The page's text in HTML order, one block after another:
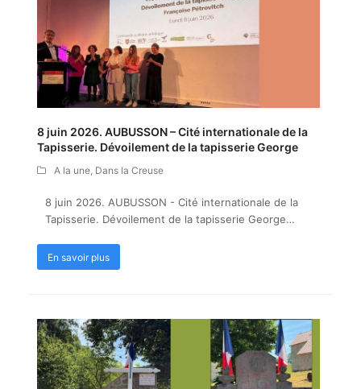
8 juin 2026. AUBUSSON – Cité internationale de la
Tapisserie. Dévoilement de la tapisserie George
A la une, Dans la Creuse
8 juin 2026. AUBUSSON - Cité internationale de la
Tapisserie. Dévoilement de la tapisserie George…
En savoir plus